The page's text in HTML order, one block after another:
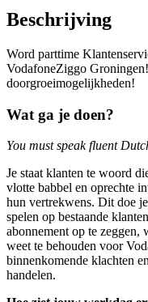
Beschrijving
Word parttime
VodafoneZiggo
doorgroeimogelijkheden!
Wat ga je doen?
You must speak fluent
Je staat klanten te woord
vlotte babbel en oprechte
hun vertrekwens. Dit doe
spelen op bestaande
abonnement op te zeggen,
weet te behouden voor
binnenkomende klachten
handelen.